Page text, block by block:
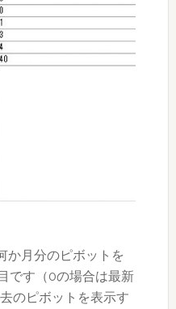
月分のピボットを
です（0の場合は最新
のピボットを表示す